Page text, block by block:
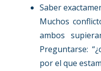
Saber
Muchos
ambos
Preguntarse:
por el que